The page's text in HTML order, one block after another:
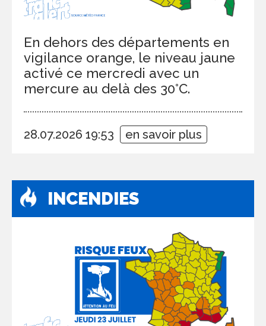
En dehors des départements en
vigilance orange, le niveau jaune
activé ce mercredi avec un
mercure au delà des 30°C.
28.07.2026 19:53 en savoir plus
INCENDIES